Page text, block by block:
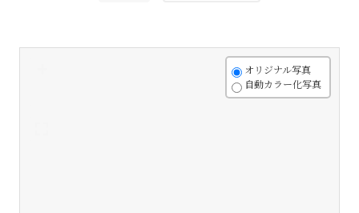
オリジナル写真
自動カラー化写真